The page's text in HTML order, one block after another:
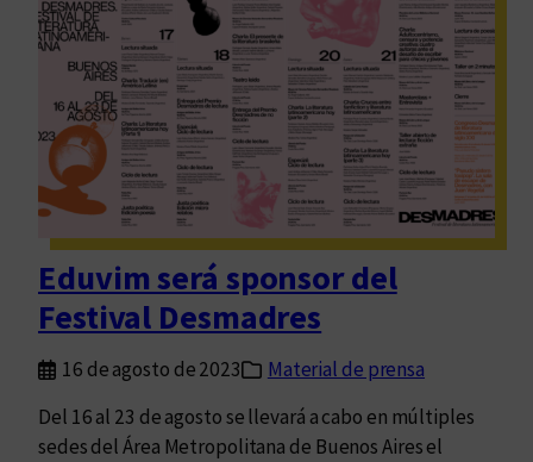
o
n
i
,
s
e
p
r
s
e
t
a
r
l
o
“
L
i
b
r
o
s
y
l
e
c
t
u
Eduvim será sponsor del
Festival Desmadres
16 de agosto de 2023
Material de prensa
Del 16 al 23 de agosto se llevará a cabo en múltiples
sedes del Área Metropolitana de Buenos Aires el